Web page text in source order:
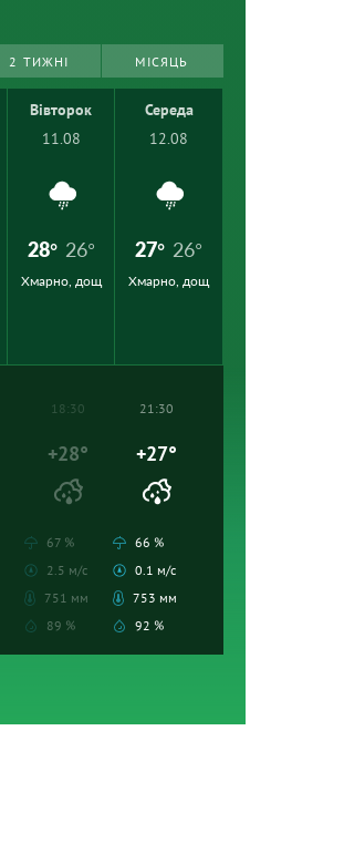
2 ТИЖНІ МІСЯЦЬ
Вівторок
11.08
28° 26°
Хмарно, дощ
Середа
12.08
27° 26°
Хмарно, дощ
18:30
+28°
67 %
2.5 м/с
751 мм
89 %
21:30
+27°
66 %
0.1 м/с
753 мм
92 %